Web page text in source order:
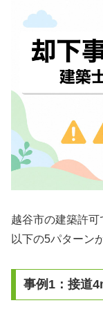
越谷市の建築許可
以下の5パターン
事例1：接道